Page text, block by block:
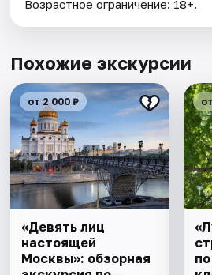
Возрастное ограничение: 18+.
Похожие экскурсии
от 2 000 ₽
«Девять лиц
настоящей
Москвы»: обзорная